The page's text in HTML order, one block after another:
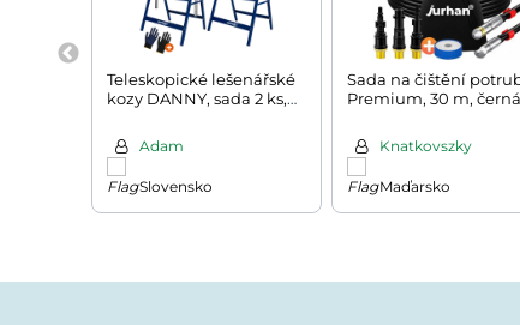
Teleskopické lešenářské
kozy DANNY, sada 2 ks,
130cm, stříbrná/modrá
Adam
Slovensko
Sada na čištění
Premium, 30 m, černá
Knatkovszky
Maďarsko